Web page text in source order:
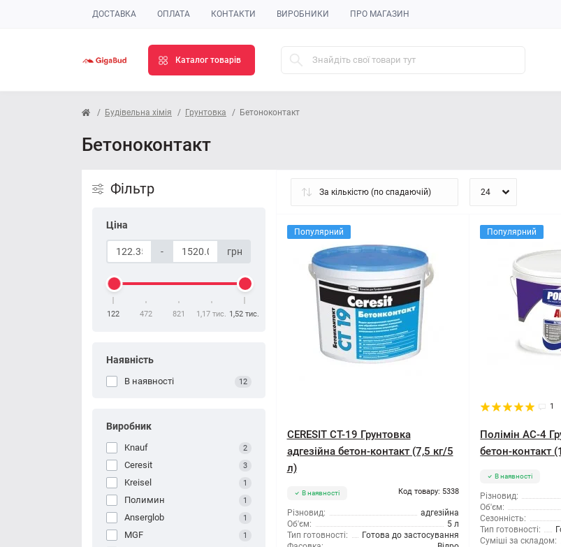
ДОСТАВКА ОПЛАТА КОНТАКТИ ВИРОБНИКИ ПРО МАГАЗИН
Каталог товарів
Будівельна хімія Грунтовка Бетоноконтакт
Бетоноконтакт
Фільтр
Ціна
- грн
122 472 821 1,17 тис. 1,52 тис.
Наявність
В наявності 12
Виробник
Knauf 2
Ceresit 3
Kreisel 1
Полимин 1
Anserglob 1
MGF 1
Популярний
CERESIT CT-19 Грунтовка
адгезійна бетон-контакт (7,5 кг/5
л)
В наявності Код товару: 5338
Різновид:
адгезійна
Об'єм:
5 л
Тип готовності:
Готова до застосування
Популярний
1
Полімін АС-4
бетон-контакт
В наявності
Різновид:
Об'єм:
Сезонність:
Тип готовності:
Суміші за складом: